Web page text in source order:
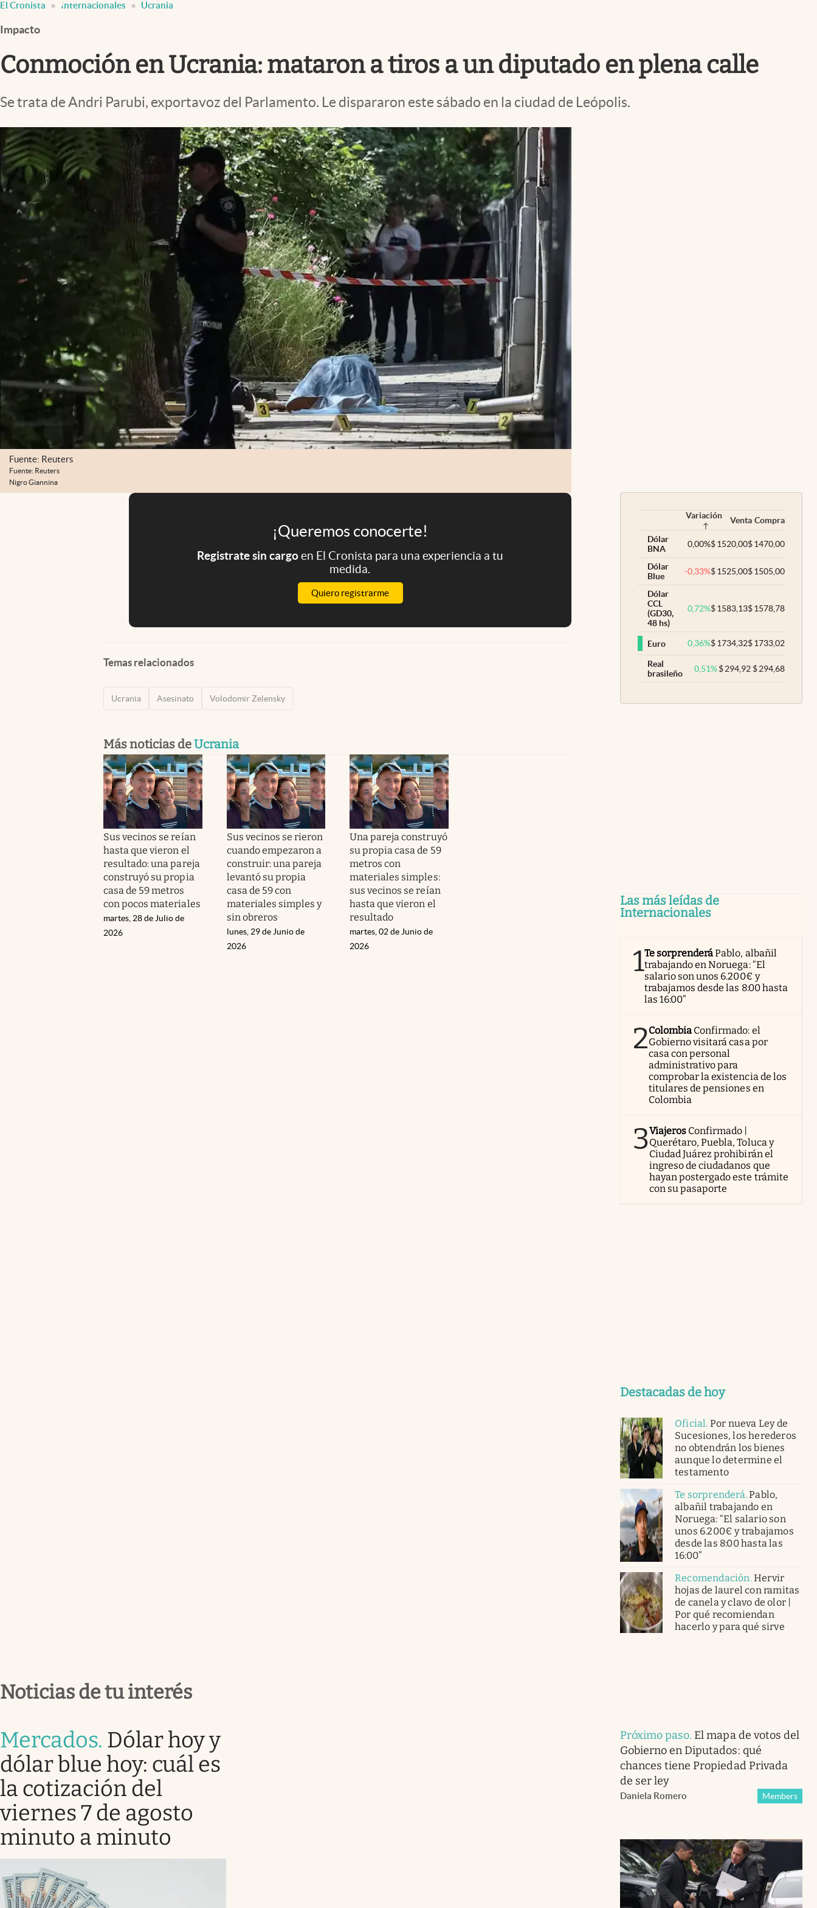
Infotechnology
Clase
Clima
Mundial 2026
Eventos Corporativos
Mediakit
abre en nueva pestaña
El Cronista Internacionales Ucrania
Impacto
Conmoción en Ucrania: mataron a tiros a un diputado en plena calle
Se trata de Andri Parubi, exportavoz del Parlamento. Le dispararon este sábado en la ciudad de Leópolis.
Fuente: Reuters
Fuente: Reuters
Nigro Giannina
¡Queremos conocerte!
Registrate sin cargoen El Cronista para una experiencia a tu
medida.
Quiero registrarme
Temas relacionados
Ucrania Asesinato Volodomir Zelensky
Más noticias deUcrania
Sus vecinos se reían
hasta que vieron el
resultado: una pareja
construyó su propia
casa de 59 metros
con pocos materiales
martes, 28 de Julio de
2026
Sus vecinos se rieron
cuando empezaron a
construir: una pareja
levantó su propia
casa de 59 con
materiales simples y
sin obreros
lunes, 29 de Junio de
2026
Una pareja construyó
su propia casa de 59
metros con
materiales simples:
sus vecinos se reían
hasta que vieron el
resultado
martes, 02 de Junio de
2026
Variación Venta Compra
Dólar
BNA
0,00%$1520,00$1470,00
Dólar
Blue
-0,33%$1525,00$1505,00
Dólar
CCL
(GD30,
48 hs)
0,72%$1583,13$1578,78
Euro 0,36%$1734,32$1733,02
Real
brasileño
0,51% $294,92 $294,68
Las más leídas de
Internacionales
1Te sorprenderáPablo, albañil
trabajando en Noruega: “El
salario son unos 6.200€ y
trabajamos desde las 8:00 hasta
las 16:00”
2Colombia Confirmado: el
Gobierno visitará casa por
casa con personal
administrativo para
comprobar la existencia de los
titulares de pensiones en
Colombia
3Viajeros Confirmado |
Querétaro, Puebla, Toluca y
Ciudad Juárez prohibirán el
ingreso de ciudadanos que
hayan postergado este trámite
con su pasaporte
Destacadas de hoy
Oficial. Por nueva Ley de
Sucesiones, los herederos
no obtendrán los bienes
aunque lo determine el
testamento
Te sorprenderá.Pablo,
albañil trabajando en
Noruega: “El salario son
unos 6.200€ y trabajamos
desde las 8:00 hasta las
16:00”
Recomendación.Hervir
hojas de laurel con ramitas
de canela y clavo de olor |
Por qué recomiendan
hacerlo y para qué sirve
Noticias de tu interés
Mercados. Dólar hoy y
dólar blue hoy: cuál es
la cotización del
viernes 7 de agosto
minuto a minuto
Próximo paso. El mapa de votos del
Gobierno en Diputados: qué
chances tiene Propiedad Privada
de ser ley
Daniela Romero Members